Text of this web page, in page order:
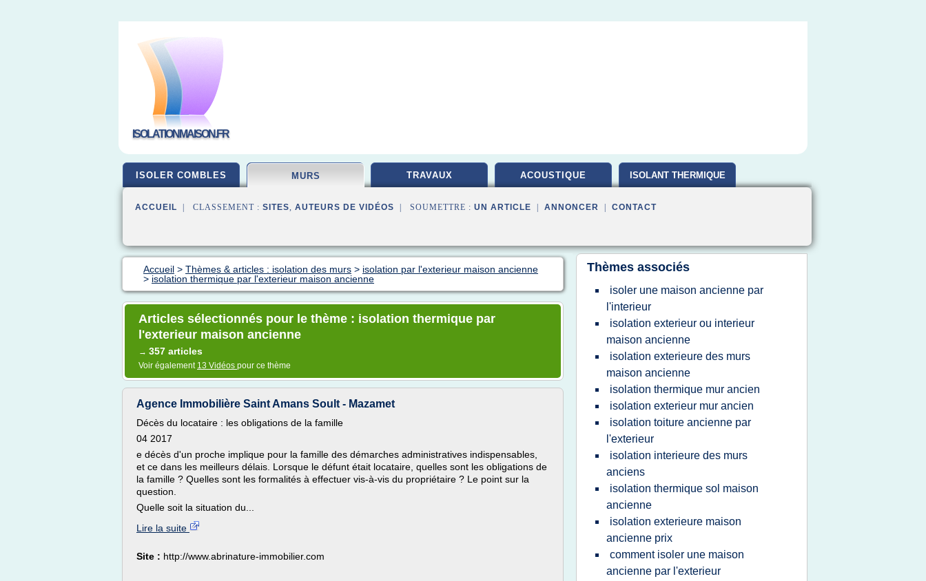
ISOLATIONMAISON.FR
ISOLER COMBLES MURS TRAVAUX ACOUSTIQUE ISOLANT THERMIQUE
ACCUEIL | CLASSEMENT : SITES, AUTEURS DE VIDÉOS | SOUMETTRE : UN ARTICLE ANNONCER CONTACT
Accueil > Thèmes & articles : isolation des murs > isolation par l'exterieur maison ancienne
> isolation thermique par l'exterieur maison ancienne
Articles sélectionnés pour le thème : isolation thermique par
l'exterieur maison ancienne
→ 357 articles
Voir également 13 Vidéos pour ce thème
Agence Immobilière Saint Amans Soult - Mazamet
Décès du locataire : les obligations de la famille
04 2017
e décès d'un proche implique pour la famille des démarches administratives indispensables,
et ce dans les meilleurs délais. Lorsque le défunt était locataire, quelles sont les obligations de
la famille ? Quelles sont les formalités à effectuer vis-à-vis du propriétaire ? Le point sur la
question.
Quelle soit la situation du...
Lire la suite
Site : http://www.abrinature-immobilier.com
Thèmes associés
isoler une maison ancienne par
l'interieur
isolation exterieur ou interieur
maison ancienne
isolation exterieure des murs
maison ancienne
isolation thermique mur ancien
isolation exterieur mur ancien
isolation toiture ancienne par
l'exterieur
isolation interieure des murs
anciens
isolation thermique sol maison
ancienne
isolation exterieure maison
ancienne prix
comment isoler une maison
ancienne par l'exterieur